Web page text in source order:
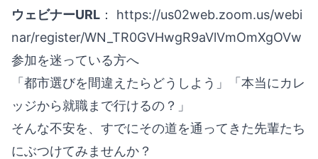
ウェビナーURL ： https://us02web.zoom.us/webi
nar/register/WN_TR0GVHwgR9aVlVmOmXgOVw
参加を迷っている方へ
「都市選びを間違えたらどうしよう」「本当にカレ
ッジから就職まで行けるの？」
そんな不安を、すでにその道を通ってきた先輩たち
にぶつけてみませんか？